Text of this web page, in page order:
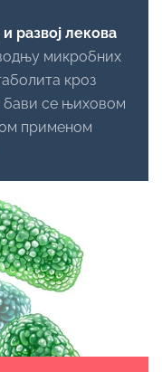
развој лекова
микробних
кроз
бави се њиховом
применом